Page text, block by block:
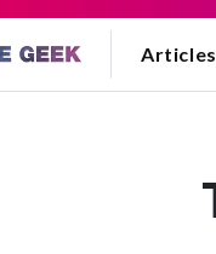
Articles